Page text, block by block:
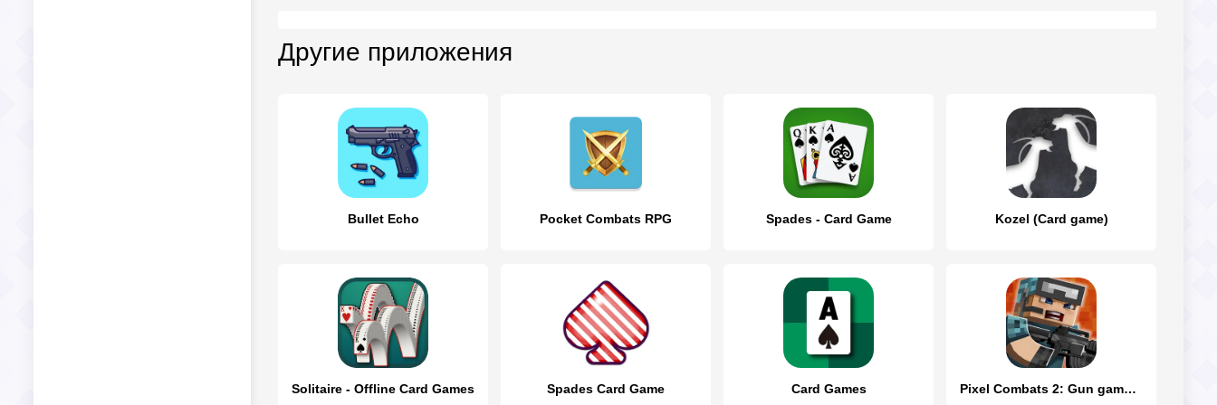
Другие приложения
Bullet Echo Pocket Combats RPG Spades - Card Game Kozel (Card game)
Solitaire - Offline Card Games Spades Card Game Card Games Pixel Combats 2: Gun games PvP